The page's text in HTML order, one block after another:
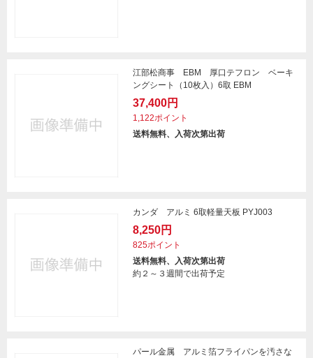
江部松商事 EBM 厚口テフロン ベーキ
ングシート（10枚入）6取 EBM
37,400円
1,122ポイント
送料無料、入荷次第出荷
カンダ アルミ 6取軽量天板 PYJ003
8,250円
825ポイント
送料無料、入荷次第出荷
約２～３週間で出荷予定
パール金属 アルミ箔フライパンを汚さな